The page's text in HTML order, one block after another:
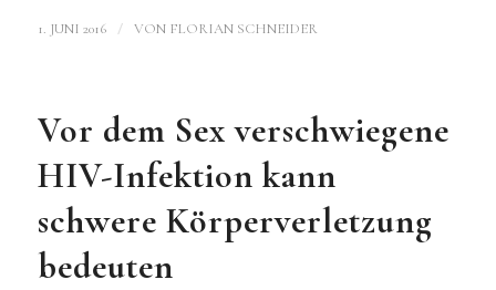
1. JUNI 2016 / VON FLORIAN SCHNEIDER
Vor dem Sex verschwiegene
HIV-Infektion kann
schwere Körperverletzung
bedeuten